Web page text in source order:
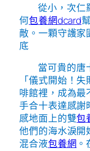
從小，次仁
何包養網dcard
敵。一顆守護
底
當可貴的唐
「儀式開始！
啡館裡，成為
手合十表達感謝
感地面上的雙包
他們的海水淚開
混合液包養網